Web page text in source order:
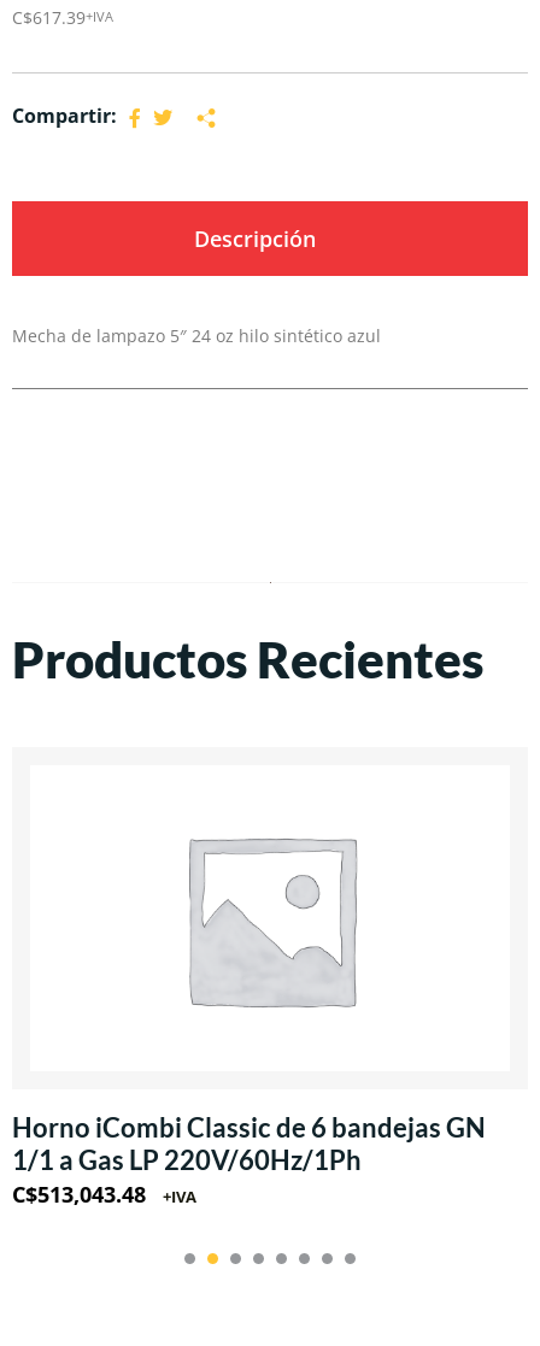
C$617.39+IVA
Compartir:
Descripción
Mecha de lampazo 5″ 24 oz hilo sintético azul
Productos Recientes
Horno iCombi Classic de 6 bandejas GN
1/1 a Gas LP 220V/60Hz/1Ph
C$513,043.48 +IVA